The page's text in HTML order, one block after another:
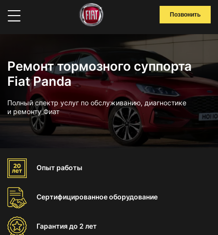
Позвонить
Ремонт тормозного суппорта
Fiat Panda
Полный спектр услуг по обслуживанию, диагностике
и ремонту Фиат
Опыт работы
Сертифицированноеоборудование
Гарантиядо 2 лет